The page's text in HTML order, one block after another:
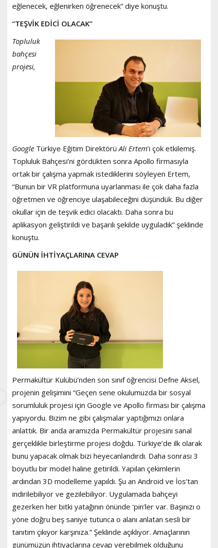
eğlenecek, eğlenirken öğrenecek” diye konuştu.
“TEŞVİK EDİCİ OLACAK”
Topluluk
bahçesi
projesi,
Google Türkiye Eğitim Direktörü Ali Ertem’i çok etkilemiş.
Topluluk Bahçesi’ni gördükten sonra Apollo firmasıyla
ortak bir çalışma yapmak istediklerini söyleyen Ertem,
“Bunun bir VR platformuna uyarlanması ile çok daha fazla
öğretmen ve öğrenciye ulaşabileceğini düşündük. Bu diğer
okullar için de teşvik edici olacaktı. Daha sonra bu
aplikasyon geliştirildi ve başarılı şekilde uyguladık” şeklinde
konuştu.
GÜNÜN İHTİYAÇLARINA CEVAP
Permakültür Kulübü’nden son sınıf öğrencisi Defne Aksel,
projenin gelişimini “Geçen sene okulumuzda bir sosyal
sorumluluk projesi için Google ve Apollo firması bir çalışma
yapıyordu. Bizim ne gibi çalışmalar yaptığımızı onlara
anlattık. Bir anda aramızda Permakültür projesini sanal
gerçeklikle birleştirme projesi doğdu. Türkiye’de ilk olarak
bunu yapacak olmak bizi heyecanlandırdı. Daha sonrası 3
boyutlu bir model haline getirildi. Yapılan çekimlerin
ardından 3D modelleme yapıldı. Şu an Android ve İos’tan
indirilebiliyor ve gezilebiliyor. Uygulamada bahçeyi
gezerken her bitki yatağının önünde ‘pin’ler var. Başınızı o
yöne doğru beş saniye tutunca o alanı anlatan sesli bir
tanıtım çıkıyor karşınıza.” Şeklinde açıklıyor. Amaçlarının
günümüzün ihtiyaçlarına cevap verebilmek olduğunu